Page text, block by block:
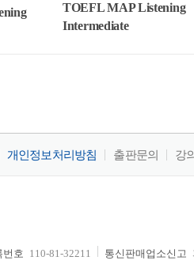
TOEFL MAP Listening
Intermediate
개인정보처리방침 출판문의 강
번호 110-81-32211 통신판매업소신고